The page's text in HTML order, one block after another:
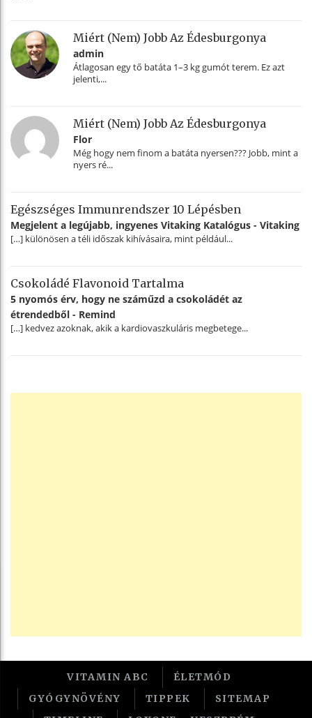
Miért (nem) Jobb Az Édesburgonya
admin
Átlagosan egy tő batáta 1–3 kg gumót terem. Ez azt
jelenti,...
Miért (nem) Jobb Az Édesburgonya
Flor
Még hogy nem finom a batáta nyersen??? Jobb, mint a
nyers ré...
Egészséges Immunrendszer 10 Lépésben
Megjelent a legújabb, ingyenes Vitaking Katalógus - Vitaking
[…] különösen a téli időszak kihívásaira, mint például...
Csokoládé Flavonoid Tartalma
5 nyomós érv, hogy ne száműzd a csokoládét az
étrendedből - Remind
[…] kedvez azoknak, akik a kardiovaszkuláris megbetege...
VITAMIN ABC
ÉLETMÓD
GYÓGYNÖVÉNY
TIPPEK
SITEMAP